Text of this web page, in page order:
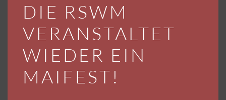
DIE RSWM
VERANSTALTET
WIEDER EIN
MAIFEST!